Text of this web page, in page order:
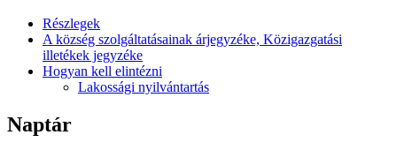
Részlegek
A község szolgáltatásainak árjegyzéke, Közigazgatási
illetékek jegyzéke
Hogyan kell elintézni
Lakossági nyilvántartás
Naptár